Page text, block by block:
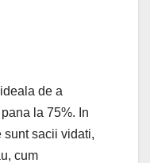
de a
la 75%. In
sunt sacii vidati,
cum